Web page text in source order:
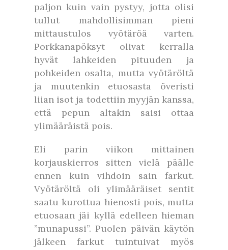
paljon kuin vain pystyy, jotta olisi
tullut mahdollisimman pieni
mittaustulos vyötäröä varten.
Porkkanapöksyt olivat kerralla
hyvät lahkeiden pituuden ja
pohkeiden osalta, mutta vyötäröltä
ja muutenkin etuosasta överisti
liian isot ja todettiin myyjän kanssa,
että pepun altakin saisi ottaa
ylimääräistä pois.
Eli parin viikon mittainen
korjauskierros sitten vielä päälle
ennen kuin vihdoin sain farkut.
Vyötäröltä oli ylimääräiset sentit
saatu kurottua hienosti pois, mutta
etuosaan jäi kyllä edelleen hieman
”munapussi”. Puolen päivän käytön
jälkeen farkut tuintuivat myös